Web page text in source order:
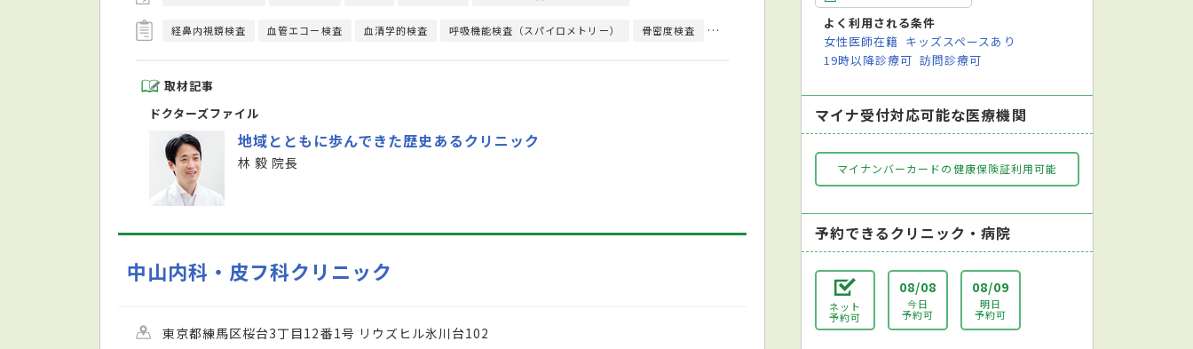
経鼻内視鏡検査 血管エコー検査 血清学的検査 呼吸機能検査（スパイロメトリー） 骨密度検査 細菌検査 心臓超音波（エコー）検査 心電図検査
取材記事
ドクターズファイル
地域とともに歩んできた歴史あるクリニック
林 毅 院長
中山内科・皮フ科クリニック
東京都練馬区桜台3丁目12番1号 リウズヒル氷川台102
よく利用される条件
女性医師在籍 キッズスペースあり
19時以降診療可 訪問診療可
マイナ受付対応可能な医療機関
マイナンバーカードの健康保険証利用可能
予約できるクリニック・病院
ネット
予約可
08/08
今日
予約可
08/09
明日
予約可